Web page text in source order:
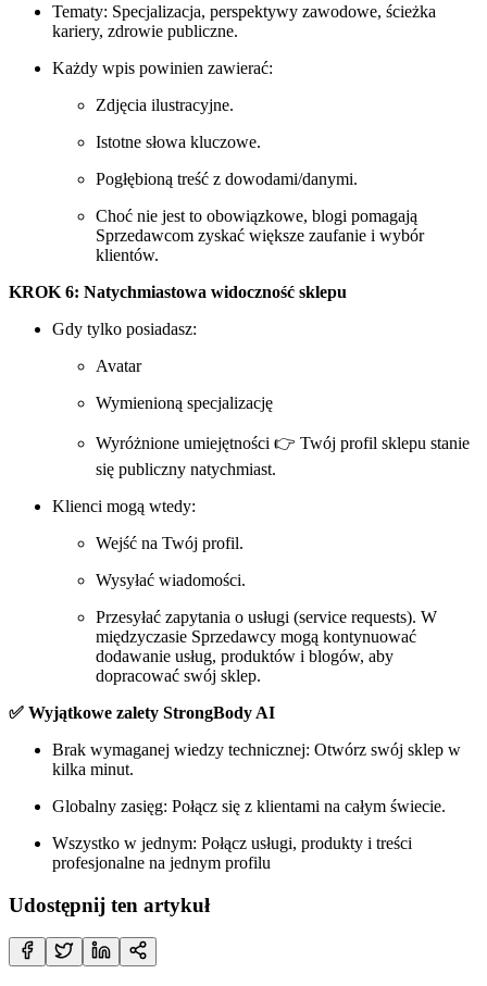
Tematy: Specjalizacja, perspektywy zawodowe, ścieżka
kariery, zdrowie publiczne.
Każdy wpis powinien zawierać:
Zdjęcia ilustracyjne.
Istotne słowa kluczowe.
Pogłębioną treść z dowodami/danymi.
Choć nie jest to obowiązkowe, blogi pomagają
Sprzedawcom zyskać większe zaufanie i wybór
klientów.
KROK 6: Natychmiastowa widoczność sklepu
Gdy tylko posiadasz:
Avatar
Wymienioną specjalizację
Wyróżnione umiejętności 👉 Twój profil sklepu stanie
się publiczny natychmiast.
Klienci mogą wtedy:
Wejść na Twój profil.
Wysyłać wiadomości.
Przesyłać zapytania o usługi (service requests). W
międzyczasie Sprzedawcy mogą kontynuować
dodawanie usług, produktów i blogów, aby
dopracować swój sklep.
✅ Wyjątkowe zalety StrongBody AI
Brak wymaganej wiedzy technicznej: Otwórz swój sklep w
kilka minut.
Globalny zasięg: Połącz się z klientami na całym świecie.
Wszystko w jednym: Połącz usługi, produkty i treści
profesjonalne na jednym profilu
Udostępnij ten artykuł